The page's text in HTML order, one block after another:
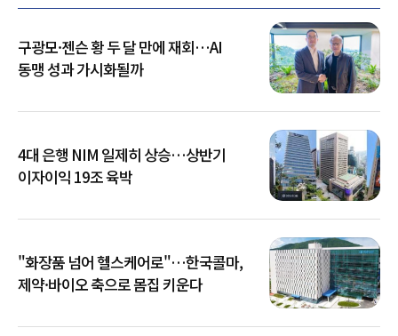
구광모·젠슨 황 두 달 만에 재회…AI
동맹 성과 가시화될까
4대 은행 NIM 일제히 상승…상반기
이자이익 19조 육박
"화장품 넘어 헬스케어로"…한국콜마,
제약·바이오 축으로 몸집 키운다